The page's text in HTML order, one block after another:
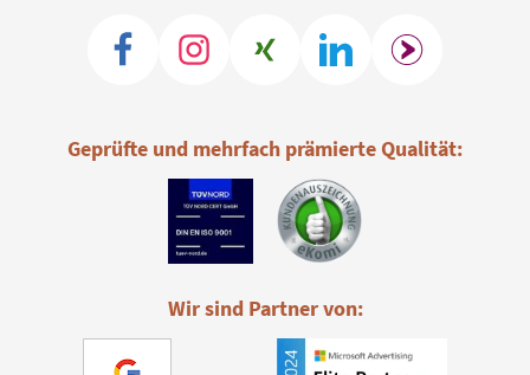
Geprüfte und mehrfach prämierte Qualität:
Wir sind Partner von: